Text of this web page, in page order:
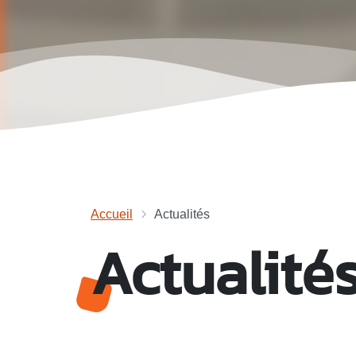
Accueil Actualités